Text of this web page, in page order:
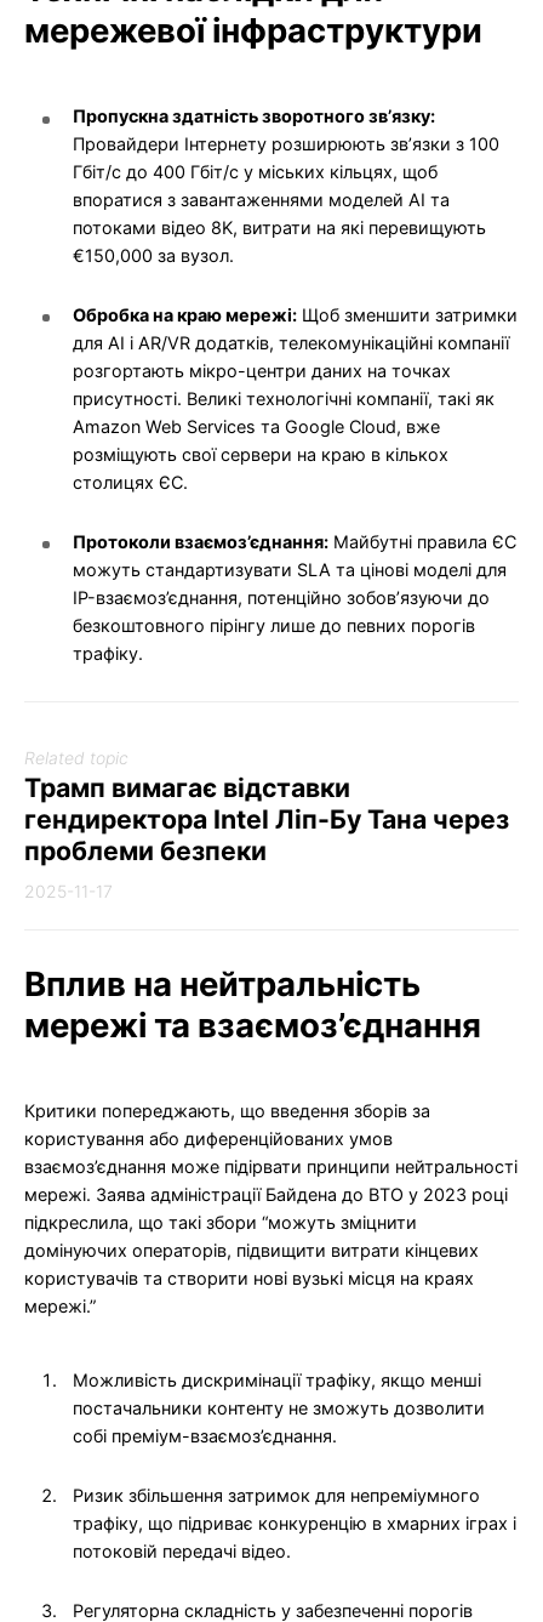
мережевої інфраструктури
Пропускна здатність зворотного зв’язку:
Провайдери Інтернету розширюють зв’язки з 100
Гбіт/с до 400 Гбіт/с у міських кільцях, щоб
впоратися з завантаженнями моделей AI та
потоками відео 8K, витрати на які перевищують
€150,000 за вузол.
Обробка на краю мережі: Щоб зменшити затримки
для AI і AR/VR додатків, телекомунікаційні компанії
розгортають мікро-центри даних на точках
присутності. Великі технологічні компанії, такі як
Amazon Web Services та Google Cloud, вже
розміщують свої сервери на краю в кількох
столицях ЄС.
Протоколи взаємоз’єднання: Майбутні правила ЄС
можуть стандартизувати SLA та цінові моделі для
IP-взаємоз’єднання, потенційно зобов’язуючи до
безкоштовного пірінгу лише до певних порогів
трафіку.
Related topic
Трамп вимагає відставки
гендиректора Intel Ліп-Бу Тана через
проблеми безпеки
2025-11-17
Вплив на нейтральність
мережі та взаємоз’єднання
Критики попереджають, що введення зборів за
користування або диференційованих умов
взаємоз’єднання може підірвати принципи нейтральності
мережі. Заява адміністрації Байдена до ВТО у 2023 році
підкреслила, що такі збори “можуть зміцнити
домінуючих операторів, підвищити витрати кінцевих
користувачів та створити нові вузькі місця на краях
мережі.”
Можливість дискримінації трафіку, якщо менші
постачальники контенту не зможуть дозволити
собі преміум-взаємоз’єднання.
Ризик збільшення затримок для непреміумного
трафіку, що підриває конкуренцію в хмарних іграх і
потоковій передачі відео.
Регуляторна складність у забезпеченні порогів